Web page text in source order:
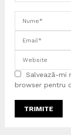
Salvează-mi
browser pentru